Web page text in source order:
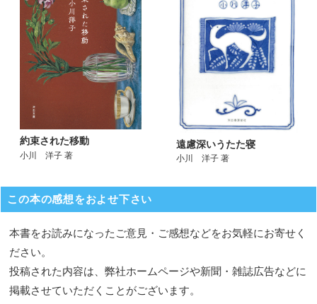
約束された移動
小川 洋子 著
遠慮深いうたた寝
小川 洋子 著
この本の感想をおよせ下さい
本書をお読みになったご意見・ご感想などをお気軽にお寄せく
ださい。
投稿された内容は、弊社ホームページや新聞・雑誌広告などに
掲載させていただくことがございます。